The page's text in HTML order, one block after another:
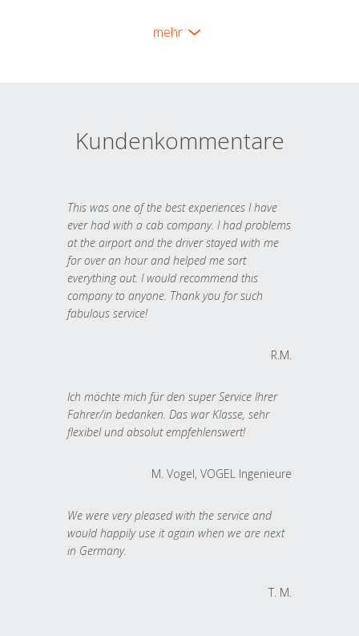
mehr
Kundenkommentare
This was one of the best experiences I have
ever had with a cab company. I had problems
at the airport and the driver stayed with me
for over an hour and helped me sort
everything out. I would recommend this
company to anyone. Thank you for such
fabulous service!
R.M.
Ich möchte mich für den super Service Ihrer
Fahrer/in bedanken. Das war Klasse, sehr
flexibel und absolut empfehlenswert!
M. Vogel, VOGEL Ingenieure
We were very pleased with the service and
would happily use it again when we are next
in Germany.
T. M.